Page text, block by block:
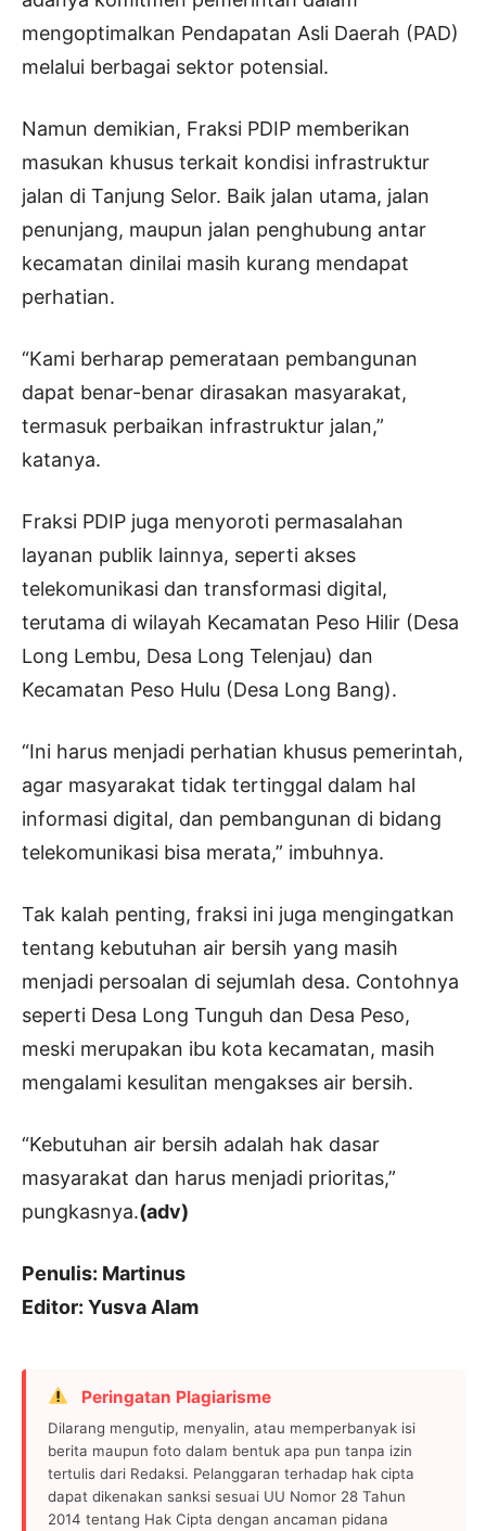
mengoptimalkan Pendapatan Asli Daerah (PAD)
melalui berbagai sektor potensial.
Namun demikian, Fraksi PDIP memberikan
masukan khusus terkait kondisi infrastruktur
jalan di Tanjung Selor. Baik jalan utama, jalan
penunjang, maupun jalan penghubung antar
kecamatan dinilai masih kurang mendapat
perhatian.
“Kami berharap pemerataan pembangunan
dapat benar-benar dirasakan masyarakat,
termasuk perbaikan infrastruktur jalan,”
katanya.
Fraksi PDIP juga menyoroti permasalahan
layanan publik lainnya, seperti akses
telekomunikasi dan transformasi digital,
terutama di wilayah Kecamatan Peso Hilir (Desa
Long Lembu, Desa Long Telenjau) dan
Kecamatan Peso Hulu (Desa Long Bang).
“Ini harus menjadi perhatian khusus pemerintah,
agar masyarakat tidak tertinggal dalam hal
informasi digital, dan pembangunan di bidang
telekomunikasi bisa merata,” imbuhnya.
Tak kalah penting, fraksi ini juga mengingatkan
tentang kebutuhan air bersih yang masih
menjadi persoalan di sejumlah desa. Contohnya
seperti Desa Long Tunguh dan Desa Peso,
meski merupakan ibu kota kecamatan, masih
mengalami kesulitan mengakses air bersih.
“Kebutuhan air bersih adalah hak dasar
masyarakat dan harus menjadi prioritas,”
pungkasnya.(adv)
Penulis: Martinus
Editor: Yusva Alam
Peringatan Plagiarisme
Dilarang mengutip, menyalin, atau memperbanyak isi
berita maupun foto dalam bentuk apa pun tanpa izin
tertulis dari Redaksi. Pelanggaran terhadap hak cipta
dapat dikenakan sanksi sesuai UU Nomor 28 Tahun
2014 tentang Hak Cipta dengan ancaman pidana